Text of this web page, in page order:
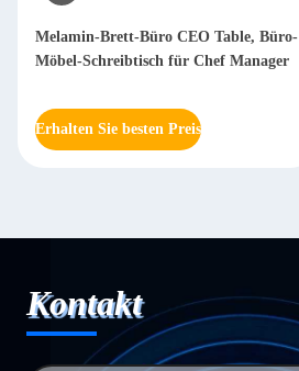
Melamin-Brett-Büro CEO Table, Büro-
Möbel-Schreibtisch für Chef Manager
Erhalten Sie besten Preis
Kontakt